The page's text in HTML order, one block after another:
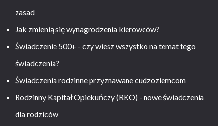
zasad
Jak zmienią się wynagrodzenia kierowców?
Świadczenie 500+ - czy wiesz wszystko na temat tego
świadczenia?
Świadczenia rodzinne przyznawane cudzoziemcom
Rodzinny Kapitał Opiekuńczy (RKO) - nowe świadczenia
dla rodziców